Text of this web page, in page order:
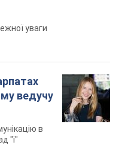
уваги
ведучу
в
"і"